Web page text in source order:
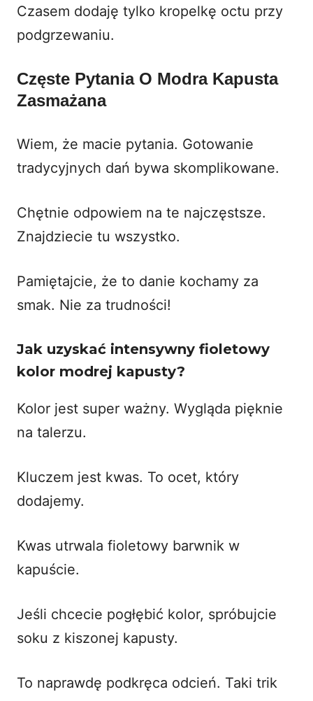
Czasem dodaję tylko kropelkę octu przy
podgrzewaniu.
Częste Pytania O Modra Kapusta
Zasmażana
Wiem, że macie pytania. Gotowanie
tradycyjnych dań bywa skomplikowane.
Chętnie odpowiem na te najczęstsze.
Znajdziecie tu wszystko.
Pamiętajcie, że to danie kochamy za
smak. Nie za trudności!
Jak uzyskać intensywny fioletowy
kolor modrej kapusty?
Kolor jest super ważny. Wygląda pięknie
na talerzu.
Kluczem jest kwas. To ocet, który
dodajemy.
Kwas utrwala fioletowy barwnik w
kapuście.
Jeśli chcecie pogłębić kolor, spróbujcie
soku z kiszonej kapusty.
To naprawdę podkręca odcień. Taki trik